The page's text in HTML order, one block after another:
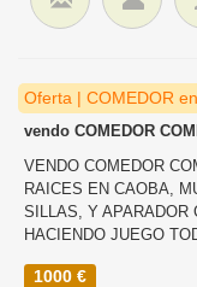
Oferta | COMEDOR
vendo COMEDOR
VENDO COMEDOR
RAICES EN CAOBA,
SILLAS, Y APARADOR
HACIENDO JUEGO
1000 €